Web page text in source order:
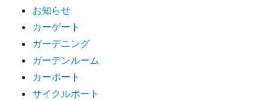
お知らせ
カーゲート
ガーデニング
ガーデンルーム
カーポート
サイクルポート